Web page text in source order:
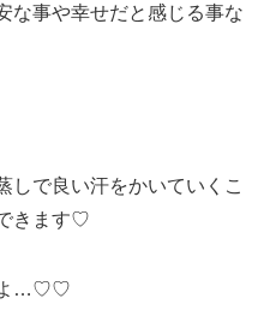
な事や幸せだと感じる事な
しで良い汗をかいていくこ
きます♡
よ…♡♡